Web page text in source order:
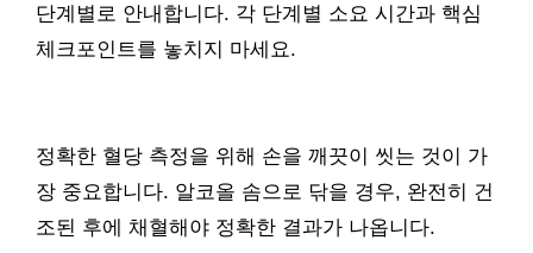
단계별로 안내합니다. 각 단계별 소요 시간과 핵심
체크포인트를 놓치지 마세요.
정확한 혈당 측정을 위해 손을 깨끗이 씻는 것이 가
장 중요합니다. 알코올 솜으로 닦을 경우, 완전히 건
조된 후에 채혈해야 정확한 결과가 나옵니다.